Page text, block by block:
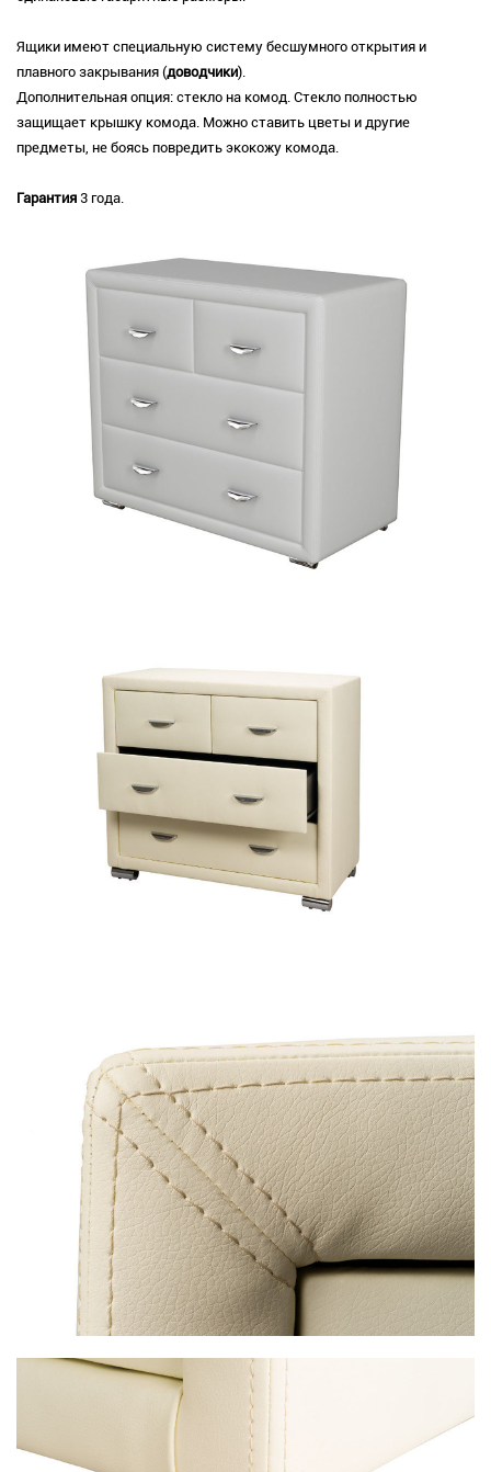
Ящики имеют специальную систему бесшумного открытия и
плавного закрывания (доводчики).
Дополнительная опция: стекло на комод. Стекло полностью
защищает крышку комода. Можно ставить цветы и другие
предметы, не боясь повредить экокожу комода.
Гарантия 3 года.